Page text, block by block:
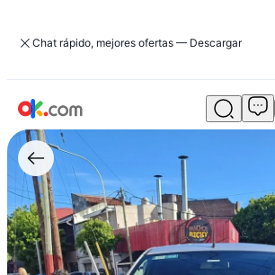
Chat rápido, mejores ofertas — Descargar
Usado
Ford
Ka
1.5
Se
En
venta
14,000,000
ARS